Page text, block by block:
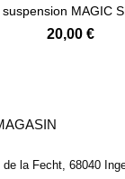
MAGIC
20,00 €
de la Fecht, 68040